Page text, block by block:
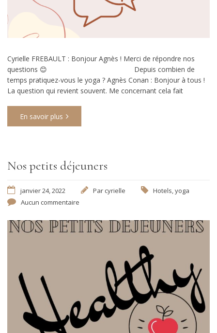
Cyrielle FREBAULT : Bonjour Agnès ! Merci de répondre nos
questions 😊 Depuis combien de
temps pratiquez-vous le yoga ? Agnès Conan : Bonjour à tous !
La question qui revient souvent. Me concernant cela fait
En savoir plus
Nos petits déjeuners
janvier 24, 2022 Par cyrielle Hotels,yoga
Aucun commentaire